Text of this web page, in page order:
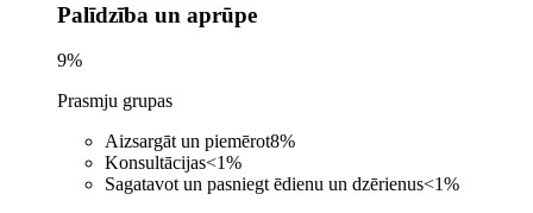
Palīdzība un aprūpe
9%
Prasmju grupas
Aizsargāt un piemērot8%
Konsultācijas<1%
Sagatavot un pasniegt ēdienu un dzērienus<1%